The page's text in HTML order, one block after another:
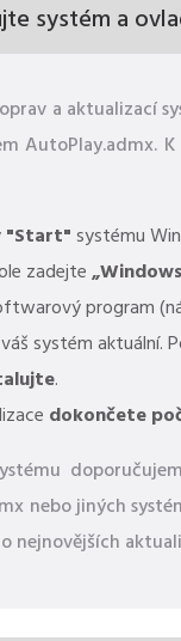
systém a
a aktualizací
AutoPlay.admx.
"Start"systému
zadejte
program
systém aktuální.
.
dokončete
nebo jiných
nejnovějších